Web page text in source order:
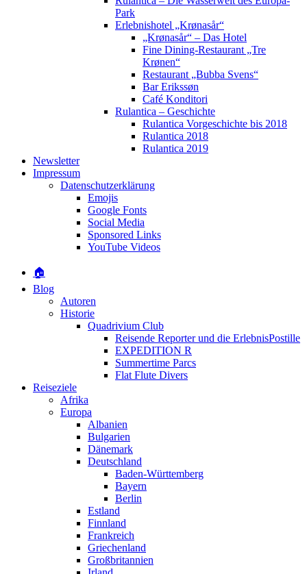
Park
Erlebnishotel „Krønasår“
„Krønasår“ – Das Hotel
Fine Dining-Restaurant „Tre
Krønen“
Restaurant „Bubba Svens“
Bar Erikssøn
Café Konditori
Rulantica – Geschichte
Rulantica Vorgeschichte bis 2018
Rulantica 2018
Rulantica 2019
Newsletter
Impressum
Datenschutzerklärung
Emojis
Google Fonts
Social Media
Sponsored Links
YouTube Videos
🏠
Blog
Autoren
Historie
Quadrivium Club
Reisende Reporter und die ErlebnisPostille
EXPEDITION R
Summertime Parcs
Flat Flute Divers
Reiseziele
Afrika
Europa
Albanien
Bulgarien
Dänemark
Deutschland
Baden-Württemberg
Bayern
Berlin
Estland
Finnland
Frankreich
Griechenland
Großbritannien